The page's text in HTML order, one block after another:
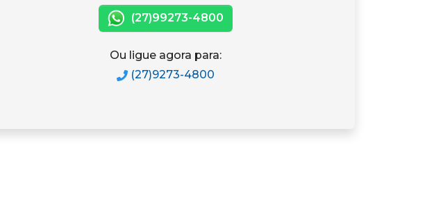
(27)99273-4800
Ou ligue agora para:
(27)9273-4800